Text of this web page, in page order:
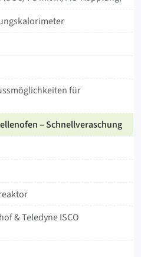
für
– Schnellveraschung
& Teledyne ISCO